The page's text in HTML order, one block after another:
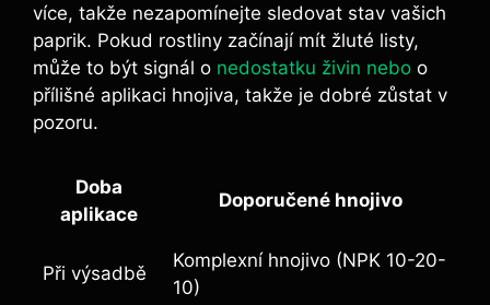
více, takže nezapomínejte⁣ sledovat stav vašich ​
paprik. Pokud​ rostliny začínají mít žluté‍ listy,
může to být⁤ signál ⁣o ⁤ nedostatku živin nebo o
přílišné aplikaci⁤ hnojiva, takže ​je⁣ dobré ⁣zůstat v
pozoru.
Doba⁤
aplikace
Doporučené‌ hnojivo
Při výsadbě
Komplexní hnojivo⁣ (NPK 10-20-
10)